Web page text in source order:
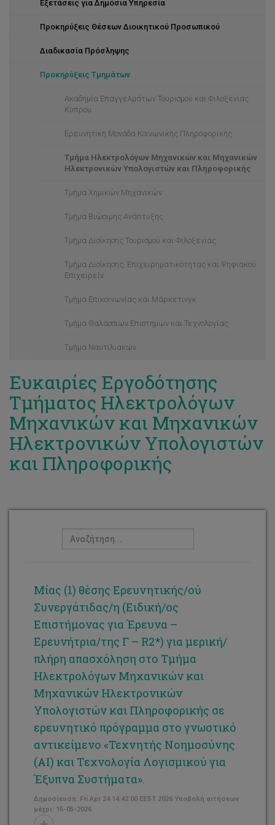
Εξετάσεις για Δημόσια Υπηρεσία
Προκηρύξεις Θέσεων Διοικητικού Προσωπικού
Διαδικασία Πρόσληψης
Προκηρύξεις Τμημάτων
Ακαδημία Επαγγελμάτων Τουρισμού και Φιλοξενίας
Κύπρου
Ερευνητική Μονάδα Κοινωνικής Πληροφορικής
Τμήμα Ηλεκτρολόγων Μηχανικών και Μηχανικών
Ηλεκτρονικών Υπολογιστών και Πληροφορικής
Τμήμα Χημικών Μηχανικών
Τμήμα Βιώσιμης Ανάπτυξης
Τμήμα Διοίκησης Τουρισμού και Φιλοξενίας
Τμήμα Διοίκησης, Επιχειρηματικότητας και Ψηφιακού
Επιχειρείν
Τμήμα Επικοινωνίας και Μάρκετινγκ
Τμήμα Θαλάσσιων Επιστημών και Τεχνολογίας
Τμήμα Ναυτιλιακών
Διοικητικής Επιστήμης
Υπεύθυνη Δήλωση
Κατηγορίες Προσωπικού
Αποτελέσματα Γραπτών Εξετάσεων/Μοριοδοτήσεων για
θέσεις Διοικητικού Προσωπικού
Ευκαιρίες Εργοδότησης
Τμήματος Ηλεκτρολόγων
Μηχανικών και Μηχανικών
Ηλεκτρονικών Υπολογιστών
και Πληροφορικής
Μίας (1) θέσης Ερευνητικής/ού
Συνεργάτιδας/η (Ειδική/ος
Επιστήμονας για Έρευνα –
Ερευνήτρια/της Γ – R2*) για μερική/
πλήρη απασχόληση στο Τμήμα
Ηλεκτρολόγων Μηχανικών και
Μηχανικών Ηλεκτρονικών
Υπολογιστών και Πληροφορικής σε
ερευνητικό πρόγραμμα στο γνωστικό
αντικείμενο «Τεχνητής Νοημοσύνης
(ΑΙ) και Tεχνολογία Λογισμικού για
Έξυπνα Συστήματα».
Δημοσίευση: Fri Apr 24 14:42:00 EEST 2026 Υποβολή αιτήσεων
μέχρι: 15-05-2026